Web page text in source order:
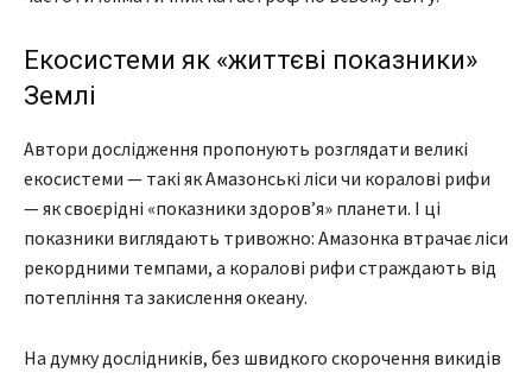
Екосистеми як «життєві показники»
Землі
Автори дослідження пропонують розглядати великі
екосистеми — такі як Амазонські ліси чи коралові рифи
— як своєрідні «показники здоров’я» планети. І ці
показники виглядають тривожно: Амазонка втрачає ліси
рекордними темпами, а коралові рифи страждають від
потепління та закислення океану.
На думку дослідників, без швидкого скорочення викидів